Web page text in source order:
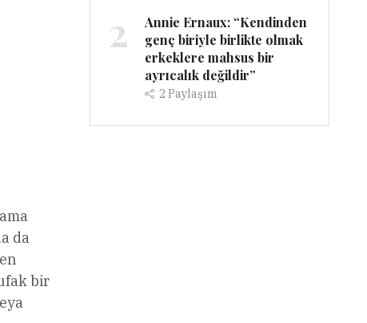
da
bir
2
Annie Ernaux: “Kendinden
genç biriyle birlikte olmak
erkeklere mahsus bir
ayrıcalık değildir”
2Paylaşım